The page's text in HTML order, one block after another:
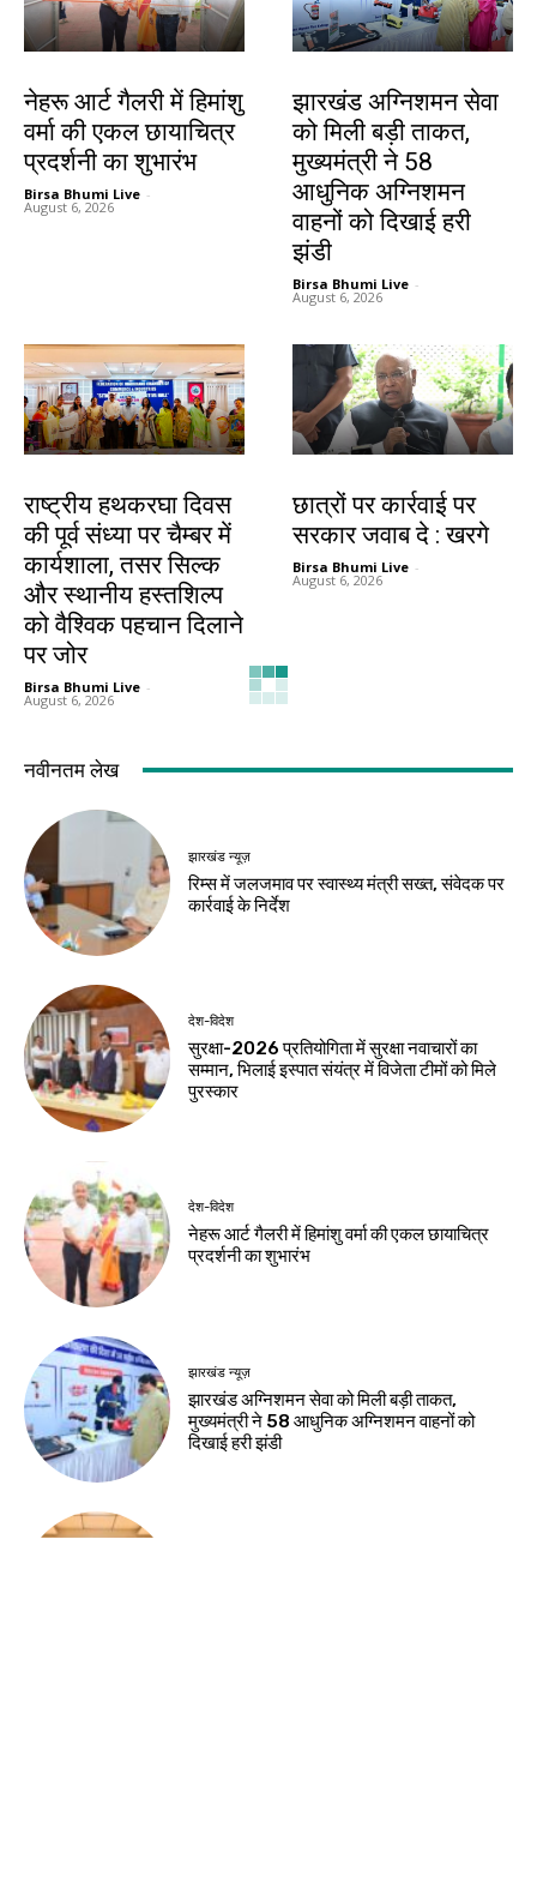
नेहरू आर्ट गैलरी में हिमांशु
वर्मा की एकल छायाचित्र
प्रदर्शनी का शुभारंभ
Birsa Bhumi Live -
August 6, 2026
झारखंड अग्निशमन सेवा
को मिली बड़ी ताकत,
मुख्यमंत्री ने 58
आधुनिक अग्निशमन
वाहनों को दिखाई हरी
झंडी
Birsa Bhumi Live -
August 6, 2026
राष्ट्रीय हथकरघा दिवस
की पूर्व संध्या पर चैम्बर में
कार्यशाला, तसर सिल्क
और स्थानीय हस्तशिल्प
को वैश्विक पहचान दिलाने
पर जोर
Birsa Bhumi Live -
August 6, 2026
छात्रों पर कार्रवाई पर
सरकार जवाब दे : खरगे
Birsa Bhumi Live -
August 6, 2026
देश-विदेश
यूपी टी20 लीग से
खिलाड़ियों को मिल रहा
Birsa Bhumi Live
August 6, 2026
देश-विदेश
बिहार
300 किलो की कांवड़
बनी आकर्षण का केंद्र
Birsa Bhumi Live -
August 6, 2026
नवीनतम लेख
झारखंड न्यूज़